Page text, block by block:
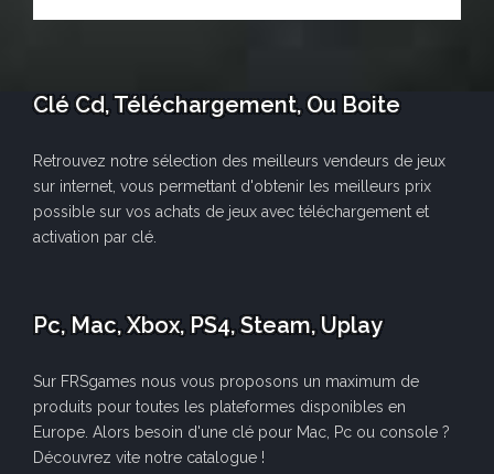
Clé Cd, Téléchargement, Ou Boite
Retrouvez notre sélection des meilleurs vendeurs de jeux
sur internet, vous permettant d'obtenir les meilleurs prix
possible sur vos achats de jeux avec téléchargement et
activation par clé.
Pc, Mac, Xbox, PS4, Steam, Uplay
Sur FRSgames nous vous proposons un maximum de
produits pour toutes les plateformes disponibles en
Europe. Alors besoin d'une clé pour Mac, Pc ou console ?
Découvrez vite notre catalogue !